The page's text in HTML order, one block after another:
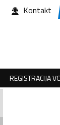
Kontakt
REGISTRACIJA